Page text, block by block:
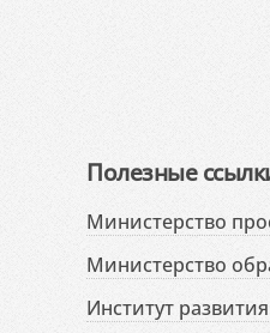
Полезные
Министерство
Министерство
Институт